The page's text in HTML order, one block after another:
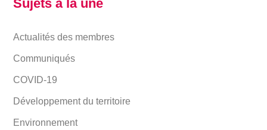
Sujets à la une
Actualités des membres
Communiqués
COVID-19
Développement du territoire
Environnement